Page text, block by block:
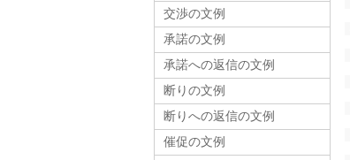
交渉の文例
承諾の文例
承諾への返信の文例
断りの文例
断りへの返信の文例
催促の文例